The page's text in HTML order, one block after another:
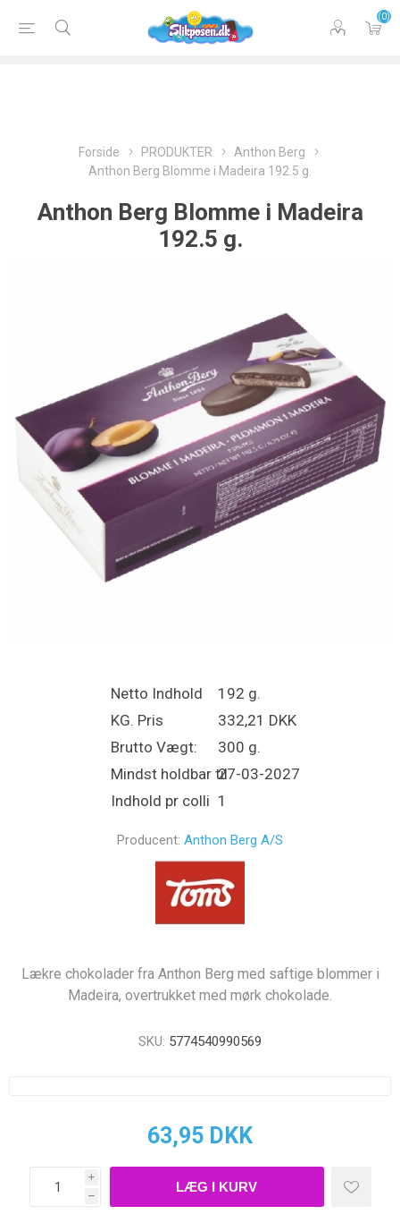
(0)
Forside PRODUKTER
Anthon Berg
Anthon Berg Blomme i Madeira 192.5 g.
Anthon Berg Blomme i Madeira
192.5 g.
Netto Indhold
192 g.
KG. Pris
332,21 DKK
Brutto Vægt:
300 g.
Mindst holdbar til27-03-2027
Indhold pr colli 1
Producent: Anthon Berg A/S
Lækre chokolader fra Anthon Berg med saftige blommer i
Madeira, overtrukket med mørk chokolade.
SKU: 5774540990569
63,95 DKK
i
h